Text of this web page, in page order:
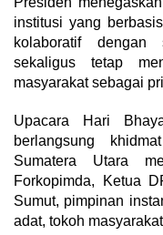
institusi yang
kolaboratif dengan
sekaligus tetap
masyarakat sebagai
Upacara Hari
berlangsung
Sumatera Utara
Forkopimda, Ketua
Sumut, pimpinan
adat, tokoh